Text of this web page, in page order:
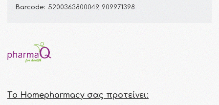
Barcode: 5200363800049, 909971398
Τo Homepharmacy σας προτείνει: